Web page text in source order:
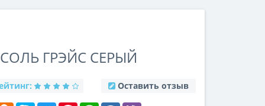
ГРЭЙС СЕРЫЙ
Оставить отзыв